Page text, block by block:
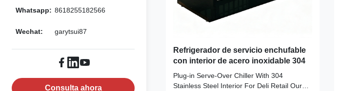
Whatsapp: 8618255182566
Wechat: garytsui87
Consulta ahora
Refrigerador de servicio enchufable
con interior de acero inoxidable 304
Plug‑in Serve‑Over Chiller With 304
Stainless Steel Interior For Deli Retail Our